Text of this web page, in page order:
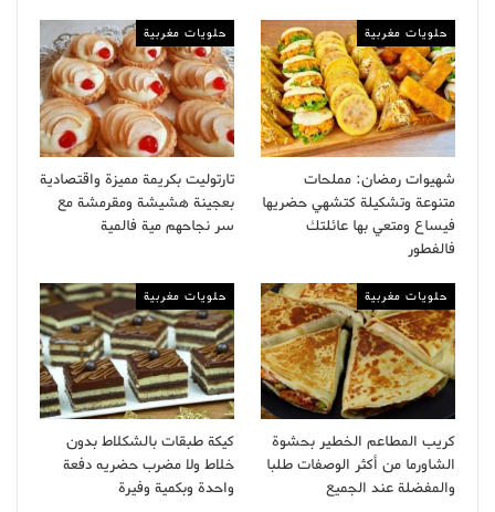
حلويات مغربية
شهيوات رمضان: مملحات
متنوعة وتشكيلة كتشهي حضريها
فيساع ومتعي بها عائلتك
فالفطور
حلويات مغربية
تارتوليت بكريمة مميزة واقتصادية
بعجينة هشيشة ومقرمشة مع
سر نجاحهم مية فالمية
حلويات مغربية
كريب المطاعم الخطير بحشوة
الشاورما من أكثر الوصفات طلبا
والمفضلة عند الجميع
حلويات مغربية
كيكة طبقات بالشكلاط بدون
خلاط ولا مضرب حضريه دفعة
واحدة وبكمية وفيرة